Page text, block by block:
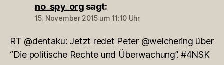
no_spy_org sagt:
15. November 2015 um 11:10 Uhr
RT @dentaku: Jetzt redet Peter @welchering über
“Die politische Rechte und Überwachung”. #4NSK